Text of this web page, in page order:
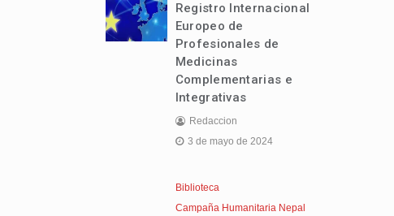
Registro Internacional
Europeo de
Profesionales de
Medicinas
Complementarias e
Integrativas
Redaccion
3 de mayo de 2024
Biblioteca
Campaña Humanitaria Nepal